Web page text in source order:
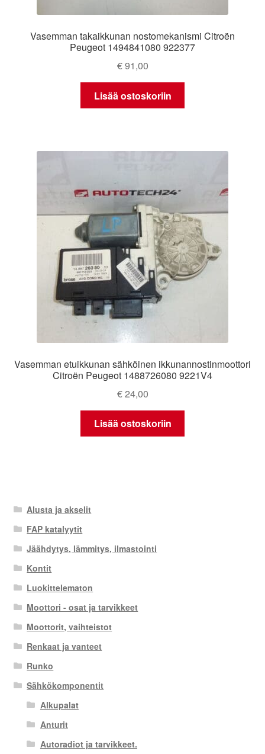
Vasemman takaikkunan nostomekanismi Citroën
Peugeot 1494841080 922377
€91,00
Lisää ostoskoriin
Vasemman etuikkunan sähköinen ikkunannostinmoottori
Citroën Peugeot 1488726080 9221V4
€24,00
Lisää ostoskoriin
Alusta ja akselit
FAP katalyytit
Jäähdytys, lämmitys, ilmastointi
Kontit
Luokittelematon
Moottori - osat ja tarvikkeet
Moottorit, vaihteistot
Renkaat ja vanteet
Runko
Sähkökomponentit
Alkupalat
Anturit
Autoradiot ja tarvikkeet.